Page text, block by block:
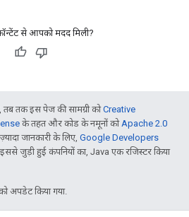
से आपको मदद मिली?
तक इस पेज की सामग्री कोCreative
के तहत और कोड के नमूनों कोApache 2.0
जानकारी के लिए, Google Developers
जुड़ी हुई कंपनियों का, Java एक रजिस्टर किया
अपडेट किया गया.